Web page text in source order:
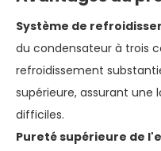
Système de
du condensateur à trois
refroidissement
supérieure, assurant une
difficiles.
Pureté supérieure de